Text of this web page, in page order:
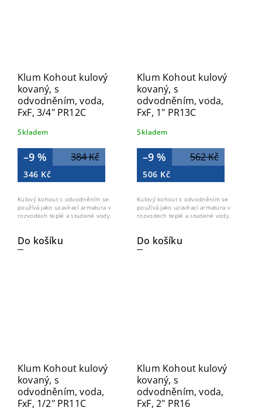
Klum Kohout kulový
kovaný, s
odvodněním, voda,
FxF, 3/4" PR12C
Skladem
384 Kč
–9 %
346 Kč
Do košíku
Kulový kohout s odvodněním se
používá jako uzavírací armatura v
rozvodech teplé a studené vody.
Klum Kohout kulový
kovaný, s
odvodněním, voda,
FxF, 1" PR13C
Skladem
562 Kč
–9 %
506 Kč
Do košíku
Kulový kohout s odvodněním se
používá jako uzavírací armatura v
rozvodech teplé a studené vody.
Klum Kohout kulový
kovaný, s
odvodněním, voda,
FxF, 1/2" PR11C
Klum Kohout kulový
kovaný, s
odvodněním, voda,
FxF, 2" PR16